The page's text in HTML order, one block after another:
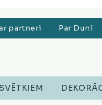
Putekļu sūcēji, Lego, Austiņas
partneri Par Duni